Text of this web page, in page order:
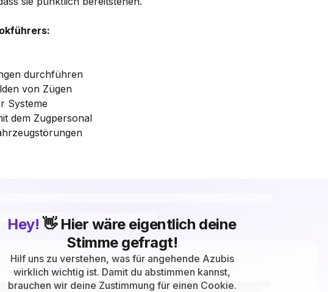
durchführen
von Zügen
Systeme
dem Zugpersonal
Hey! 👋 Hier wäre eigentlich deine
Stimme gefragt!
Hilf uns zu verstehen, was für angehende Azubis
wirklich wichtig ist. Damit du abstimmen kannst,
brauchen wir deine Zustimmung für einen Cookie.